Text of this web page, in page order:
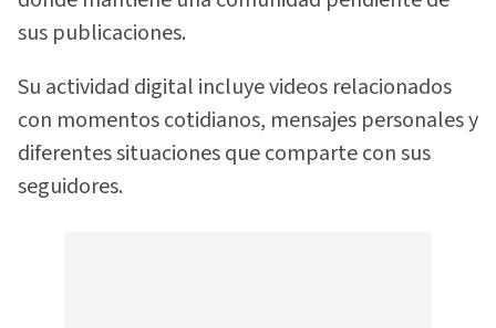
sus publicaciones.
Su actividad digital incluye videos relacionados
con momentos cotidianos, mensajes personales y
diferentes situaciones que comparte con sus
seguidores.